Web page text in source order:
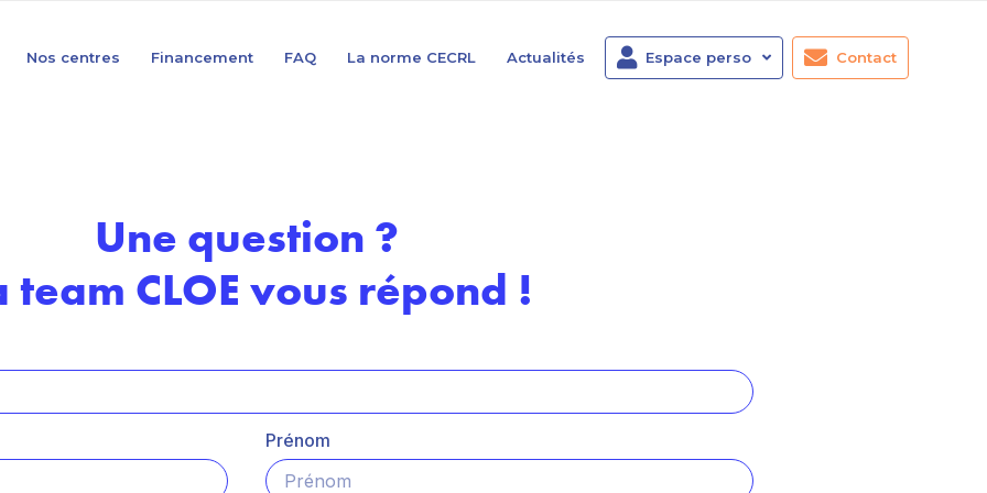
Nos centres Financement FAQ La norme CECRL Actualités Espace perso Contact
Une question ?
team CLOE vous répond !
Prénom